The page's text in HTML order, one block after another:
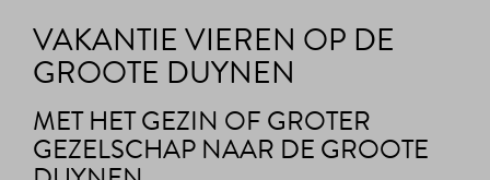
VAKANTIE VIEREN OP DE
GROOTE DUYNEN
MET HET GEZIN OF GROTER
GEZELSCHAP NAAR DE GROOTE